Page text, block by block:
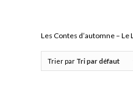
Les Contes d’automne – Le
Trier par Tri par défaut